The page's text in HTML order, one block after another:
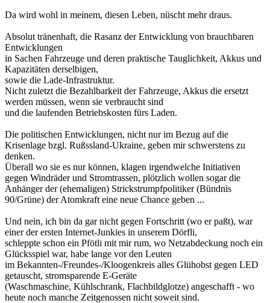
Da wird wohl in meinem, diesen Leben, nüscht mehr draus.
Absolut tränenhaft, die Rasanz der Entwicklung von brauchbaren
Entwicklungen
in Sachen Fahrzeuge und deren praktische Tauglichkeit, Akkus und
Kapazitäten derselbigen,
sowie die Lade-Infrastruktur.
Nicht zuletzt die Bezahlbarkeit der Fahrzeuge, Akkus die ersetzt
werden müssen, wenn sie verbraucht sind
und die laufenden Betriebskosten fürs Laden.
Die politischen Entwicklungen, nicht nur im Bezug auf die
Krisenlage bzgl. Rußssland-Ukraine, geben mir schwerstens zu
denken.
Überall wo sie es nur können, klagen irgendwelche Initiativen
gegen Windräder und Stromtrassen, plötzlich wollen sogar die
Anhänger der (ehemaligen) Strickstrumpfpolitiker (Bündnis
90/Grüne) der Atomkraft eine neue Chance geben ...
Und nein, ich bin da gar nicht gegen Fortschritt (wo er paßt), war
einer der ersten Internet-Junkies in unserem Dörfli,
schleppte schon ein Pfötli mit mir rum, wo Netzabdeckung noch ein
Glücksspiel war, habe lange vor den Leuten
im Bekannten-/Freundes-/Kloogenkreis alles Glühobst gegen LED
getauscht, stromsparende E-Geräte
(Waschmaschine, Kühlschrank, Flachbildglotze) angeschafft - wo
heute noch manche Zeitgenossen nicht soweit sind.